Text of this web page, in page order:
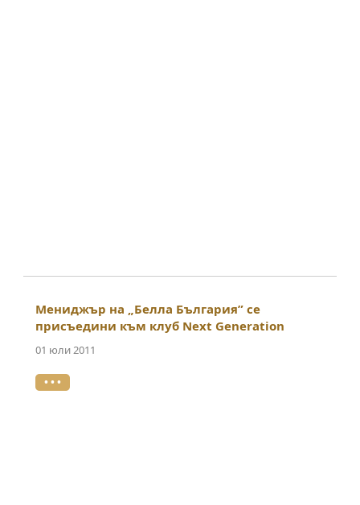
Мениджър на „Белла България” се
присъедини към клуб Next Generation
01 юли 2011
• • •